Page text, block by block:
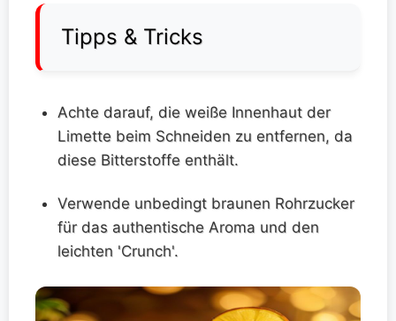
Tipps & Tricks
Achte darauf, die weiße Innenhaut der
Limette beim Schneiden zu entfernen, da
diese Bitterstoffe enthält.
Verwende unbedingt braunen Rohrzucker
für das authentische Aroma und den
leichten 'Crunch'.